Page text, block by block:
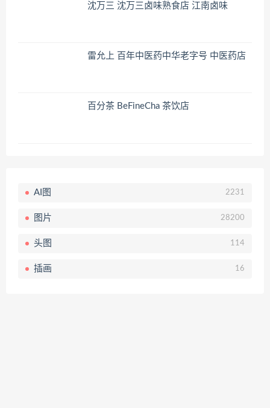
沈万三 沈万三卤味熟食店 江南卤味
雷允上 百年中医药中华老字号 中医药店
百分茶 BeFineCha 茶饮店
AI图 2231
图片 28200
头图 114
插画 16